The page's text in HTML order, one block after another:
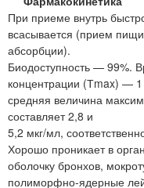
При приеме внутрь
всасывается (прием
абсорбции).
Биодоступность — 99%.
концентрации (Тmax) —
средняя величина
составляет 2,8 и
5,2 мкг/мл,
Хорошо проникает в
оболочку бронхов,
полиморфно-ядерные